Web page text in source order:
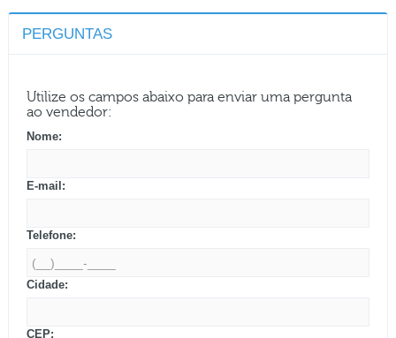
PERGUNTAS
Utilize os campos abaixo para enviar uma pergunta
ao vendedor:
Nome:
E-mail:
Telefone:
Cidade:
CEP: